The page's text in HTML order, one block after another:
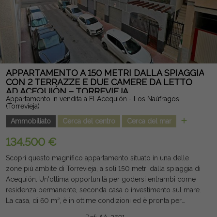
residenza abituale, seconda casa o investimento, che combina
design, spazio, privacy e una posizione privilegiata. Nota
legale: Tasse e costi non inclusi. Le informazioni fornite sono
indicative e non vincolanti dal punto di vista legale, e possono
contenere errori.
APPARTAMENTO A 150 METRI DALLA SPIAGGIA
CON 2 TERRAZZE E DUE CAMERE DA LETTO
AD ACEQUIÓN – TORREVIEJA
Appartamento in vendita a El Acequión - Los Naúfragos
(Torrevieja)
Ammobiliato
Cerca del centro Cerca del mar
134.500 €
Scopri questo magnifico appartamento situato in una delle
zone più ambite di Torrevieja, a soli 150 metri dalla spiaggia di
Acequión. Un'ottima opportunità per godersi entrambi come
residenza permanente, seconda casa o investimento sul mare.
La casa, di 60 m², è in ottime condizioni ed è pronta per